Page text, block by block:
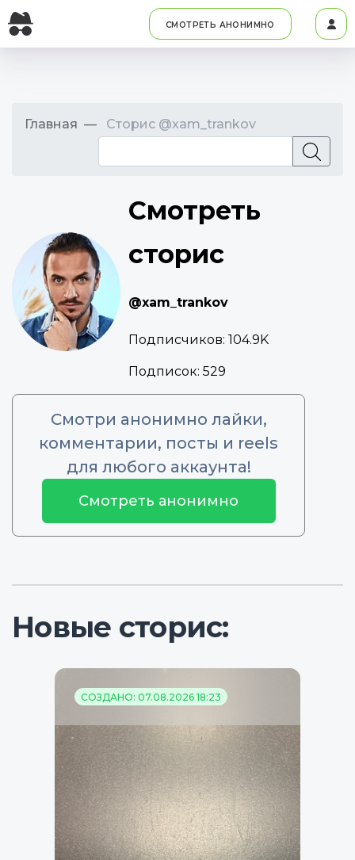
СМОТРЕТЬ АНОНИМНО
Главная Сторис @xam_trankov
Смотреть
сторис
@xam_trankov
Подписчиков: 104.9K
Подписок: 529
Смотри анонимно лайки,
комментарии, посты и reels
для любого аккаунта!
Смотреть анонимно
Новые сторис:
СОЗДАНО: 07.08.2026 18:23